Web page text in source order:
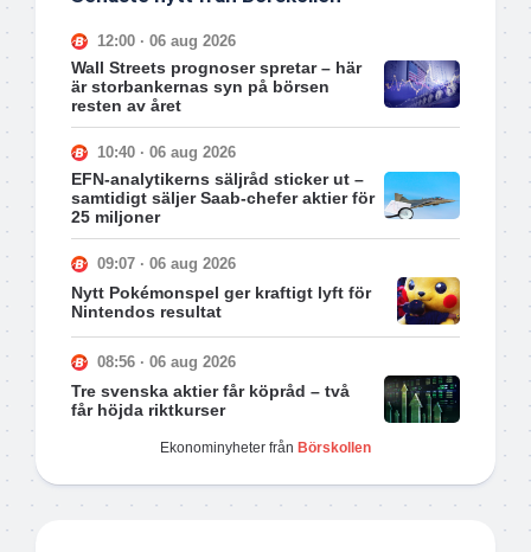
12:00 · 06 aug 2026
Wall Streets prognoser spretar – här
är storbankernas syn på börsen
resten av året
10:40 · 06 aug 2026
EFN-analytikerns säljråd sticker ut –
samtidigt säljer Saab-chefer aktier för
25 miljoner
09:07 · 06 aug 2026
Nytt Pokémonspel ger kraftigt lyft för
Nintendos resultat
08:56 · 06 aug 2026
Tre svenska aktier får köpråd – två
får höjda riktkurser
Ekonominyheter från Börskollen